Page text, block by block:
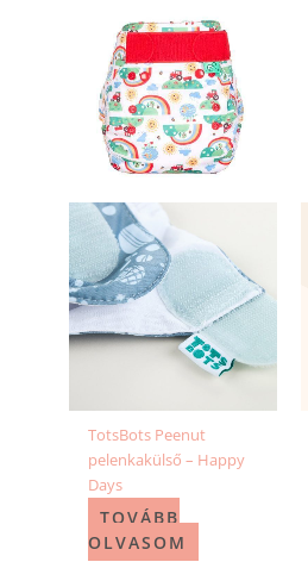
TotsBots Peenut
pelenkakülső – Happy
Days
TOVÁBB
OLVASOM